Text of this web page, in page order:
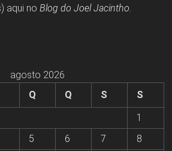
aqui no Blog do Joel Jacintho
agosto 2026
Q Q S
S
1
5 6 7
8